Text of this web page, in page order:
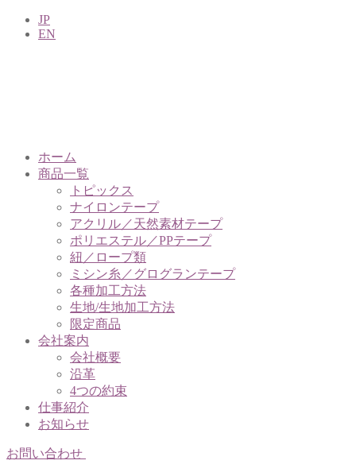
JP
EN
ホーム
商品一覧
トピックス
ナイロンテープ
アクリル／天然素材テープ
ポリエステル／PPテープ
紐／ロープ類
ミシン糸／グログランテープ
各種加工方法
生地/生地加工方法
限定商品
会社案内
会社概要
沿革
4つの約束
仕事紹介
お知らせ
お問い合わせ